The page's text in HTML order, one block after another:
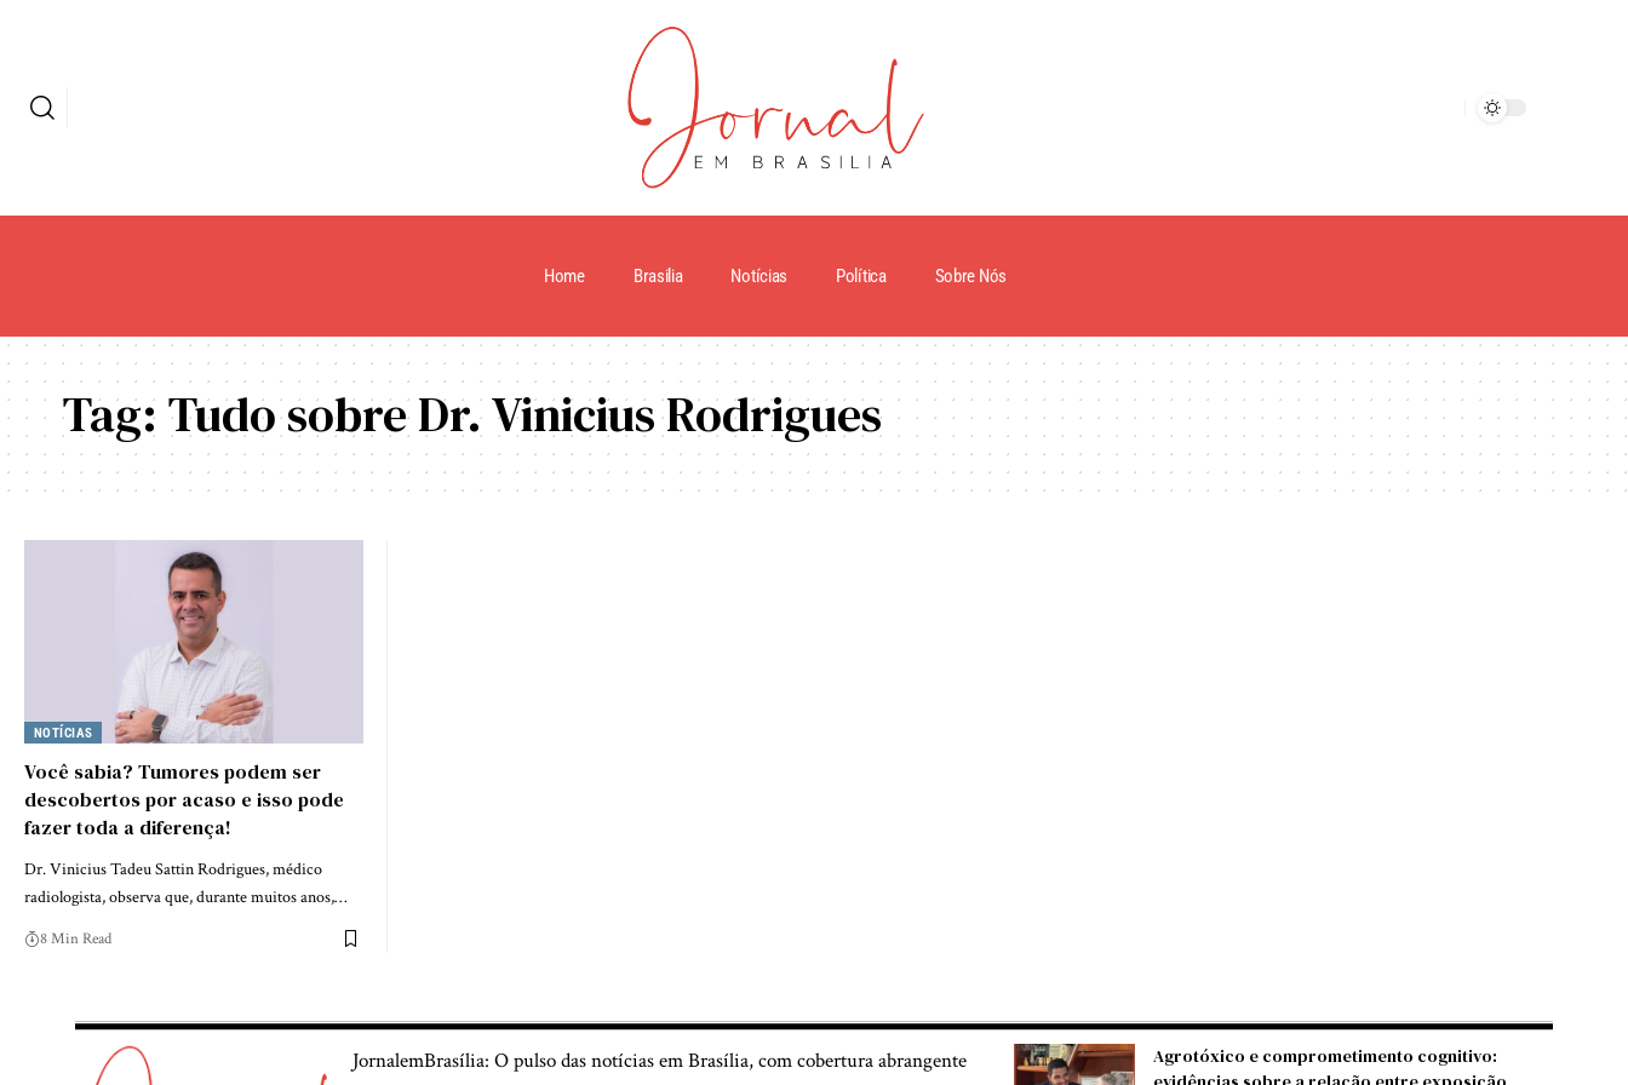
Home Brasilia Notícias Política Sobre Nós
Tag: Tudo sobre Dr. Vinicius Rodrigues
NOTÍCIAS
Você sabia? Tumores podem ser
descobertos por acaso e isso pode
fazer toda a diferença!
Dr. Vinicius Tadeu Sattin Rodrigues, médico
radiologista, observa que, durante muitos anos,…
8 Min Read
JornalemBrasília: O pulso das notícias em Brasília, com cobertura abrangente
Agrotóxico e comprometimento cognitivo: